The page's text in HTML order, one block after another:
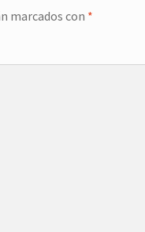
marcados con *